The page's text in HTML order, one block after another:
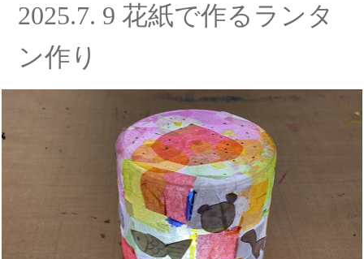
2025.7. 9 花紙で作るランタ
ン作り